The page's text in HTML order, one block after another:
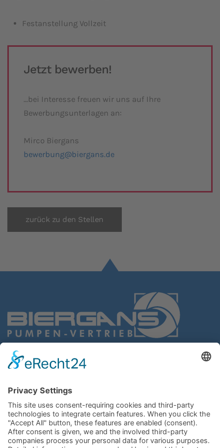
Festanstellung Vollzeit
Jetzt bewerben!
…bei Interesse freuen wir uns auf Ihre
Bewerbungsunterlagen an:
Mirco Biergans
bewerbung@biergans.de
zurück zu den Stellen
BIERGANS
Gießereistr. 4
47053 Duisburg
Germany
Route planner